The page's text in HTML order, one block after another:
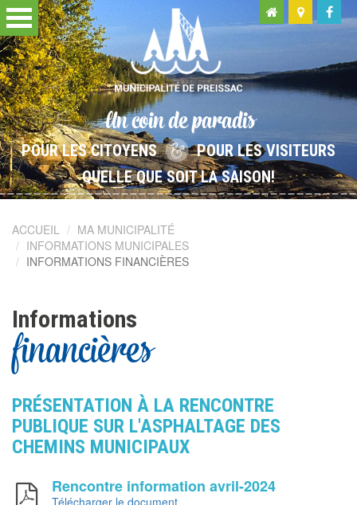
Un coin de paradis
POUR LES CITOYENS
POUR LES VISITEURS
QUELLE QUE SOIT LA SAISON!
ACCUEIL
MA MUNICIPALITÉ
INFORMATIONS MUNICIPALES
INFORMATIONS FINANCIÈRES
Informations
financières
PRÉSENTATION À LA RENCONTRE
PUBLIQUE SUR L'ASPHALTAGE DES
CHEMINS MUNICIPAUX
Rencontre information avril-2024
Télécharger le document